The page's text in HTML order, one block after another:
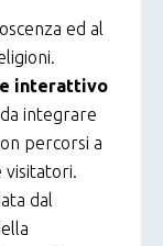
ed al
e interattivo
integrare
percorsi a
visitatori.
dal